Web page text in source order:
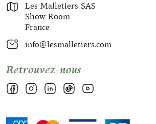
Les Malletiers SAS
Show Room
France
info@lesmalletiers.com
Retrouvez-nous